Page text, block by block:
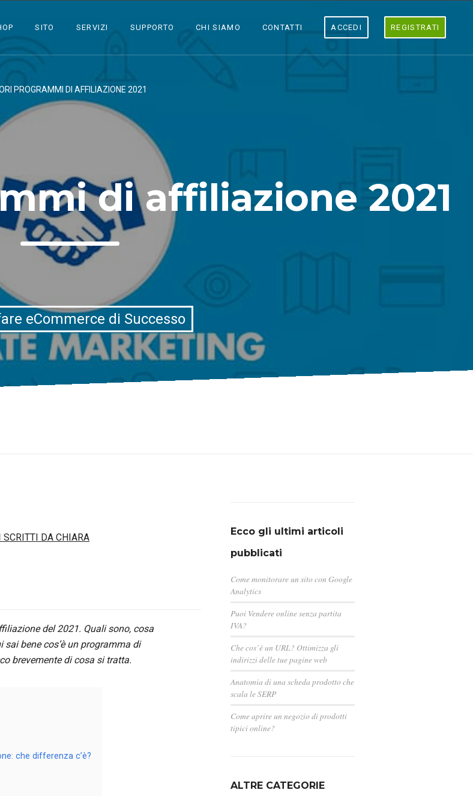
SITO SERVIZI SUPPORTO CHI SIAMO CONTATTI ACCEDI REGISTRATI
PROGRAMMI DI AFFILIAZIONE 2021
di affiliazione 2021
eCommerce di Successo
SCRITTI DA CHIARA
del 2021. Quali sono, cosa
bene cos’è un programma di
brevemente di cosa si tratta.
che differenza c’è?
Ecco gli ultimi articoli
pubblicati
Come monitorare un sito con Google
Analytics
Puoi Vendere online senza partita
IVA?
Che cos’è un URL? Ottimizza gli
indirizzi delle tue pagine web
Anatomia di una scheda prodotto che
scala le SERP
Come aprire un negozio di prodotti
tipici online?
ALTRE CATEGORIE